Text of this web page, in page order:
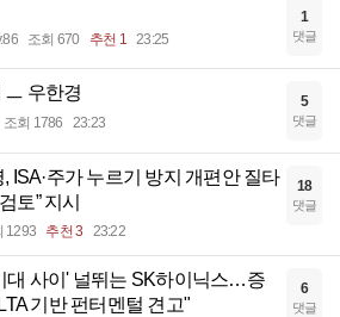
조회 670 추천 1 23:25
1
댓글
ㅡ 우한경
조회 1786 23:23
5
댓글
ISA·주가 누르기 방지 개편안 질타
토” 지시
1293 추천 3 23:22
18
댓글
대 사이' 널뛰는 SK하이닉스…증
기반 펀터멘털 견고"
6
댓글